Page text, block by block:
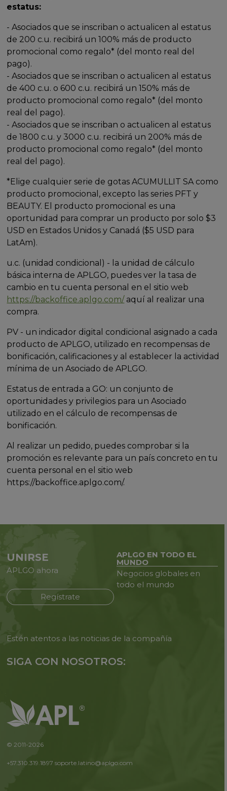
estatus:
- Asociados que se inscriban o actualicen al estatus
de 200 c.u. recibirá un 100% más de producto
promocional como regalo* (del monto real del
pago).
- Asociados que se inscriban o actualicen al estatus
de 400 c.u. o 600 c.u. recibirá un 150% más de
producto promocional como regalo* (del monto
real del pago).
- Asociados que se inscriban o actualicen al estatus
de 1800 c.u. y 3000 c.u. recibirá un 200% más de
producto promocional como regalo* (del monto
real del pago).
*Elige cualquier serie de gotas ACUMULLIT SA como
producto promocional, excepto las series PFT y
BEAUTY. El producto promocional es una
oportunidad para comprar un producto por solo $3
USD en Estados Unidos y Canadá ($5 USD para
LatAm).
u.c. (unidad condicional) - la unidad de cálculo
básica interna de APLGO, puedes ver la tasa de
cambio en tu cuenta personal en el sitio web
https://backoffice.aplgo.com/aquí al realizar una
compra.
PV - un indicador digital condicional asignado a cada
producto de APLGO, utilizado en recompensas de
bonificación, calificaciones y al establecer la actividad
mínima de un Asociado de APLGO.
Estatus de entrada a GO: un conjunto de
oportunidades y privilegios para un Asociado
utilizado en el cálculo de recompensas de
bonificación.
Al realizar un pedido, puedes comprobar si la
promoción es relevante para un país concreto en tu
cuenta personal en el sitio web
https://backoffice.aplgo.com/.
UNIRSE
APLGO ahora
Regístrate
APLGO EN TODO EL
MUNDO
Negocios globales en
todo el mundo
Estén atentos a las noticias de la compañía
SIGA CON NOSOTROS:
© 2011-2026
+57.310.319.1897 soporte.latino@aplgo.com